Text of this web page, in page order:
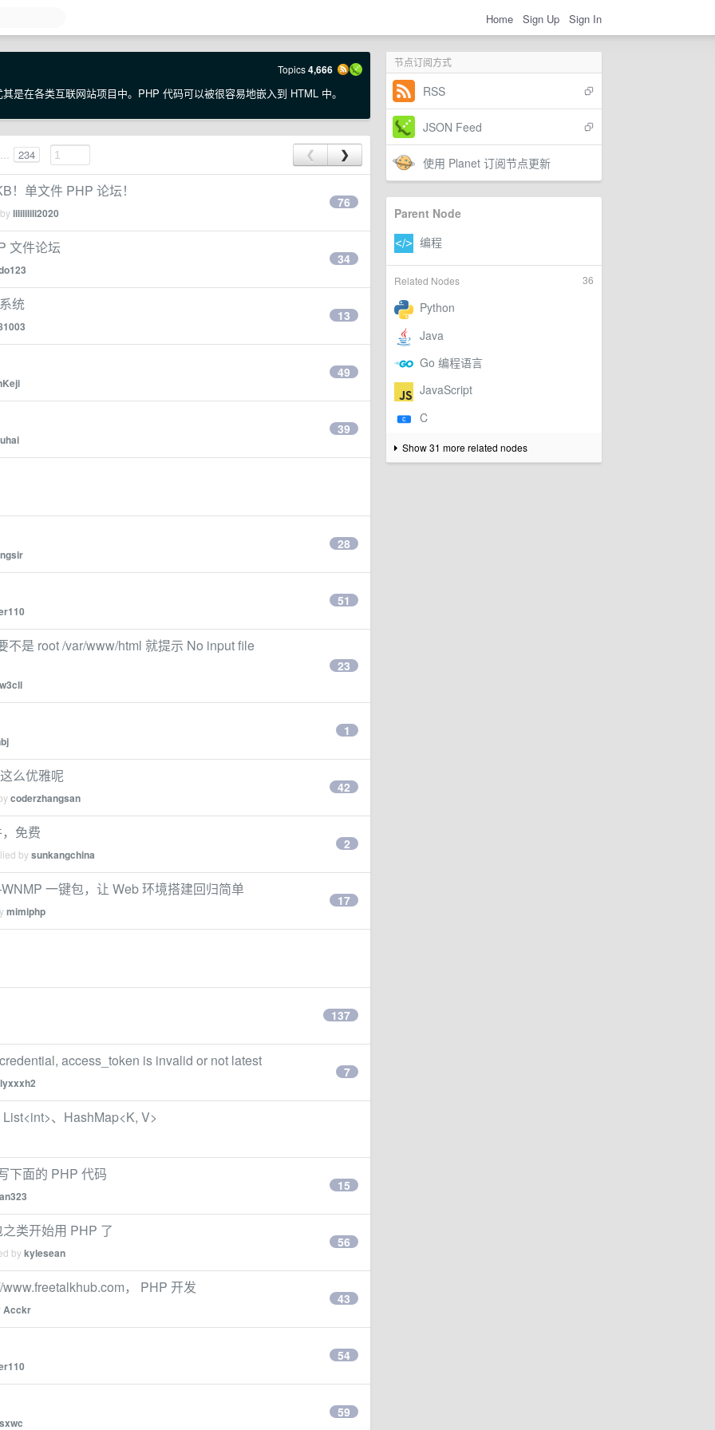
Home Sign Up Sign In
节点订阅方式
RSS
JSON Feed
使用 Planet 订阅节点更新
Parent Node
36
Related Nodes
Show 31 more related nodes
Topics4,666
是在各类互联网站项目中。PHP 代码可以被很容易地嵌入到 HTML 中。
234 ❮ ❯
！单文件 PHP 论坛！
lilililili2020
76
文件论坛
34
统
13
49
39
28
51
不是 root /var/www/html 就提示 No input file
w3cll
23
1
么优雅呢
coderzhangsan
42
免费
bysunkangchina
2
一键包，让 Web 环境搭建回归简单
mimiphp
17
137
access_token is invalid or not latest
lyxxxh2
7
、HashMap<K, V>
下面的 PHP 代码
15
类开始用 PHP 了
bykylesean
56
， PHP 开发
Acckr
43
54
59